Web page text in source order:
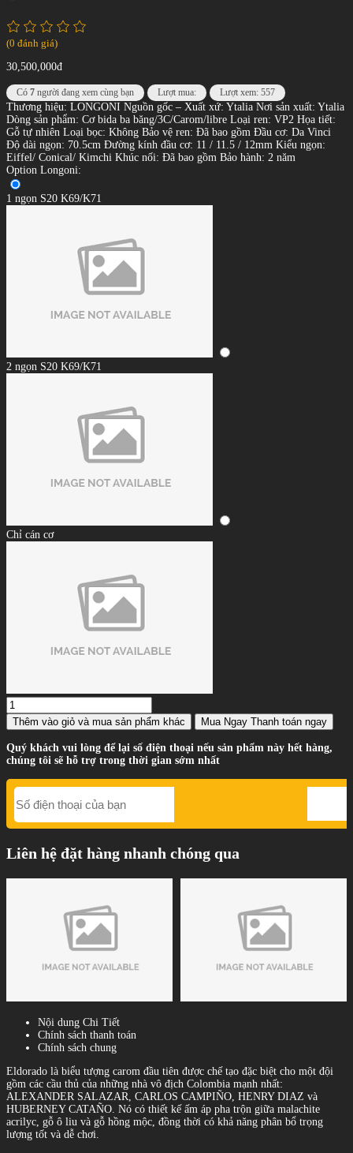
(0 đánh giá)
30,500,000đ
Có 7 người đang xem cùng bạn Lượt mua: Lượt xem: 557
Thương hiệu: LONGONI Nguồn gốc – Xuất xứ: Ytalia Nơi sản xuất: Ytalia
Dòng sản phẩm: Cơ bida ba băng/3C/Carom/libre Loại ren: VP2 Họa tiết:
Gỗ tự nhiên Loại bọc: Không Bảo vệ ren: Đã bao gồm Đầu cơ: Da Vinci
Độ dài ngọn: 70.5cm Đường kính đầu cơ: 11 / 11.5 / 12mm Kiểu ngọn:
Eiffel/ Conical/ Kimchi Khúc nối: Đã bao gồm Bảo hành: 2 năm
Option Longoni:
1 ngọn S20 K69/K71
2 ngọn S20 K69/K71
Chỉ cán cơ
Thêm vào giỏ và mua sản phẩm khác Mua Ngay Thanh toán ngay
Quý khách vui lòng để lại số điện thoại nếu sản phẩm này hết hàng,
chúng tôi sẽ hỗ trợ trong thời gian sớm nhất
Liên hệ đặt hàng nhanh chóng qua
Nội dung Chi Tiết
Chính sách thanh toán
Chính sách chung
Eldorado là biểu tượng carom đầu tiên được chế tạo đặc biệt cho một đội
gồm các cầu thủ của những nhà vô địch Colombia mạnh nhất:
ALEXANDER SALAZAR, CARLOS CAMPIÑO, HENRY DIAZ và
HUBERNEY CATAÑO. Nó có thiết kế ấm áp pha trộn giữa malachite
acrilyc, gỗ ô liu và gỗ hồng mộc, đồng thời có khả năng phân bổ trọng
lượng tốt và dễ chơi.